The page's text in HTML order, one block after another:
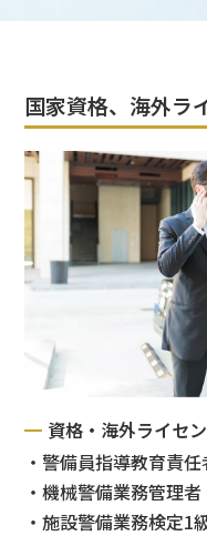
国家資格、海外ラ
資格・海外ライセ
・警備員指導教育責任
・機械警備業務管理者
・施設警備業務検定1